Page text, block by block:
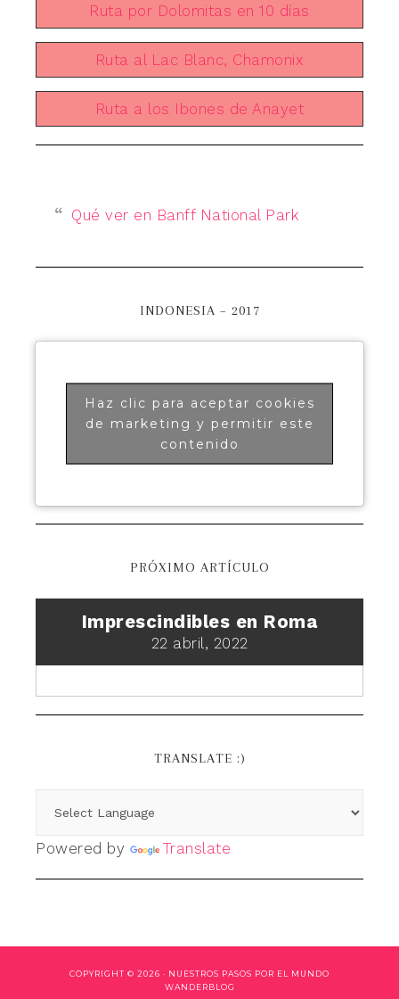
Ruta por Dolomitas en 10 días
Ruta al Lac Blanc, Chamonix
Ruta a los Ibones de Anayet
Qué ver en Banff National Park
INDONESIA – 2017
Haz clic para aceptar cookies
de marketing y permitir este
contenido
PRÓXIMO ARTÍCULO
Imprescindibles en Roma
22 abril, 2022
TRANSLATE :)
Powered by Translate
COPYRIGHT © 2026 · NUESTROS PASOS POR EL MUNDO
WANDERBLOG